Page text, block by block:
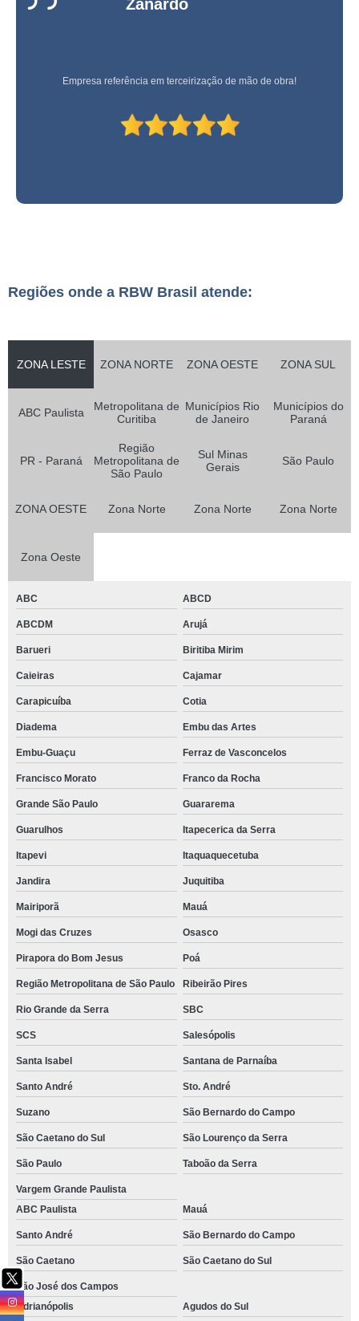
Zanardo
Empresa referência em terceirização de mão de obra!
Regiões onde a RBW Brasil atende:
ZONA LESTE ZONA NORTE ZONA OESTE ZONA SUL
ABC Paulista
Metropolitana de
Curitiba
Municípios Rio
de Janeiro
Municípios do
Paraná
PR - Paraná
Região
Metropolitana de
São Paulo
Sul Minas
Gerais
São Paulo
ZONA OESTE Zona Norte Zona Norte Zona Norte
Zona Oeste
ABC ABCD
ABCDM Arujá
Barueri Biritiba Mirim
Caieiras Cajamar
Carapicuíba Cotia
Diadema Embu das Artes
Embu-Guaçu Ferraz de Vasconcelos
Francisco Morato Franco da Rocha
Grande São Paulo Guararema
Guarulhos Itapecerica da Serra
Itapevi Itaquaquecetuba
Jandira Juquitiba
Mairiporã Mauá
Mogi das Cruzes Osasco
Pirapora do Bom Jesus Poá
Região Metropolitana de São Paulo Ribeirão Pires
Rio Grande da Serra SBC
SCS Salesópolis
Santa Isabel Santana de Parnaíba
Santo André Sto. André
Suzano São Bernardo do Campo
São Caetano do Sul São Lourenço da Serra
São Paulo Taboão da Serra
Vargem Grande Paulista
ABC Paulista
Mauá
Santo André São Bernardo do Campo
São Caetano São Caetano do Sul
São José dos Campos
Adrianópolis
Agudos do Sul